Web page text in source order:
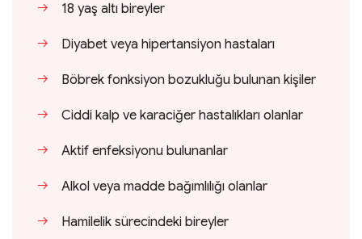
18 yaş altı bireyler
Diyabet veya hipertansiyon hastaları
Böbrek fonksiyon bozukluğu bulunan kişiler
Ciddi kalp ve karaciğer hastalıkları olanlar
Aktif enfeksiyonu bulunanlar
Alkol veya madde bağımlılığı olanlar
Hamilelik sürecindeki bireyler